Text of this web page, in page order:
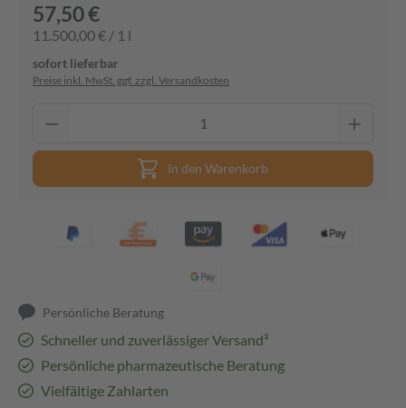
57,50 €
11.500,00 € / 1 l
sofort lieferbar
Preise inkl. MwSt. ggf. zzgl. Versandkosten
In den Warenkorb
Persönliche Beratung
Schneller und zuverlässiger Versand³
Persönliche pharmazeutische Beratung
Vielfältige Zahlarten